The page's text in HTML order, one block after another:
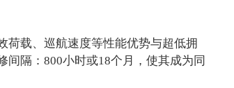
荷载、巡航速度等性能优势与超低拥
隔：800小时或18个月，使其成为同